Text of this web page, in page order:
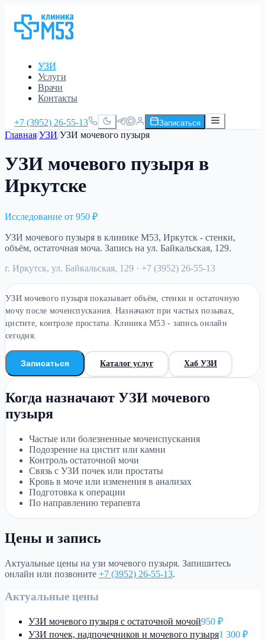
УЗИ
Услуги
Врачи
Контакты
+7 (3952) 26-55-13 Записаться
Главная/УЗИ/УЗИ мочевого пузыря
УЗИ мочевого пузыря в
Иркутске
Исследование от 950 ₽
УЗИ мочевого пузыря в клинике М53, Иркутск - стенки,
объём, остаточная моча. Запись на ул. Байкальская, 129.
г. Иркутск, ул. Байкальская, 129 · +7 (3952) 26-55-13
УЗИ мочевого пузыря показывает объём, стенки и остаточную
мочу после мочеиспускания. Назначают при частых позывах,
цистите, контроле простаты. Клиника М53 - запись онлайн
сегодня.
Записаться Каталог услуг Хаб УЗИ
Когда назначают УЗИ мочевого
пузыря
Частые или болезненные мочеиспускания
Подозрение на цистит или камни
Контроль остаточной мочи
Связь с УЗИ почек или простаты
Кровь в моче или изменения в анализах
Подготовка к операции
По направлению терапевта
Цены и запись
Актуальные цены на узи мочевого пузыря. Запишитесь
онлайн или позвоните +7 (3952) 26-55-13.
Актуальные цены
УЗИ мочевого пузыря с остаточной мочой950 ₽
УЗИ почек, надпочечников и мочевого пузыря1 300 ₽